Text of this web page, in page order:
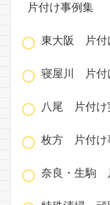
片付け事例集
東大阪 片付
寝屋川 片付
八尾 片付け
枚方 片付け
奈良・生駒